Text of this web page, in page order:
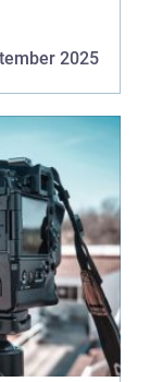
2025